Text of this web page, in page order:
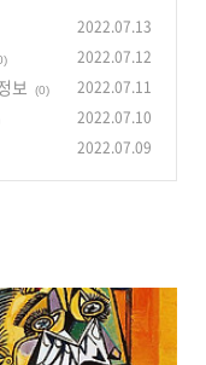
2022.07.13
2022.07.12
보 (0) 2022.07.11
2022.07.10
2022.07.09